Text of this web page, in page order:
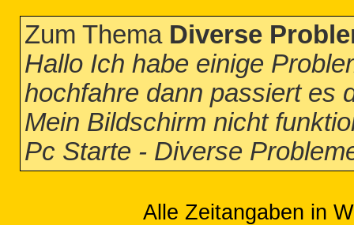
Zum Thema Diverse
Hallo Ich habe einige
hochfahre dann passiert es
Mein Bildschirm nicht
Pc Starte - Diverse
Alle Zeitangaben in